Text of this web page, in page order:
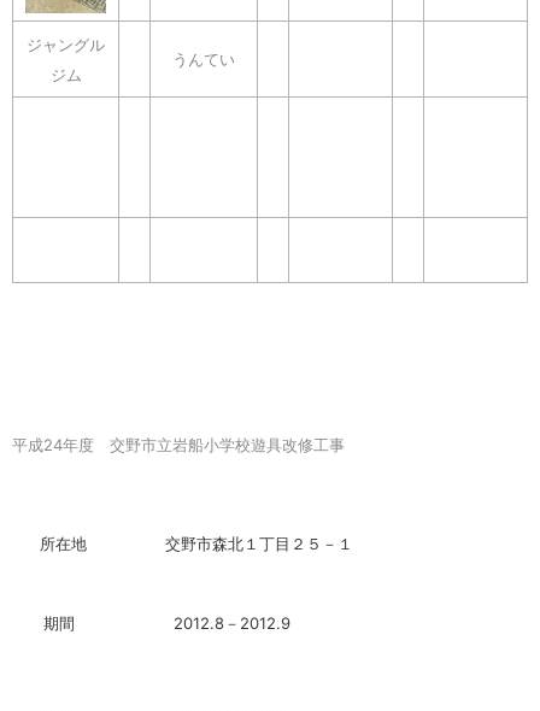
ジャングル
ジム
うんてい
平成24年度 交野市立岩船小学校遊具改修工事
所在地 交野市森北１丁目２５－１
期間 2012.8－2012.9